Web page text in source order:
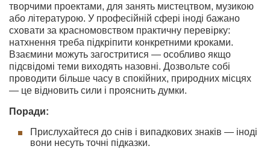
творчими проектами, для занять мистецтвом, музикою
або літературою. У професійній сфері іноді бажано
сховати за красномовством практичну перевірку:
натхнення треба підкріпити конкретними кроками.
Взаємини можуть загостритися — особливо якщо
підсвідомі теми виходять назовні. Дозвольте собі
проводити більше часу в спокійних, природних місцях
— це відновить сили і прояснить думки.
Поради:
Прислухайтеся до снів і випадкових знаків — іноді
вони несуть точні підказки.